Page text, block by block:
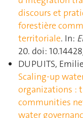
discours et
forestière
territoriale. In:
20. doi:
DUPUITS,
Scaling-up
organizations :
communities
water